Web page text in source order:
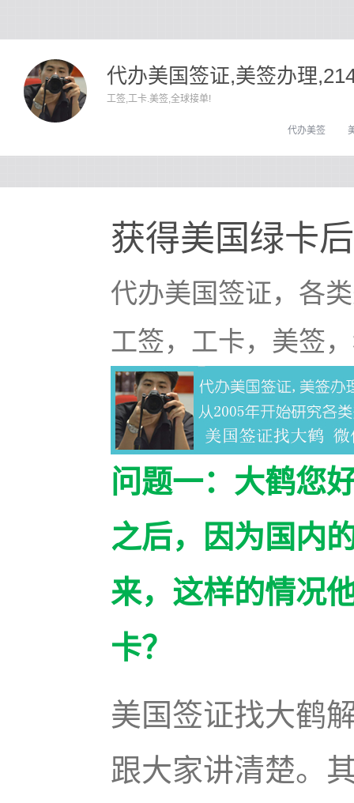
代办美国签证,美签办理
工签,工卡.美签,全球接单!
代办美签
获得美国绿卡
代办美国签证，各
工签，工卡，美签
问题一：大鹤您
之后，因为国内
来，这样的情况
卡？
美国签证找大鹤
跟大家讲清楚。